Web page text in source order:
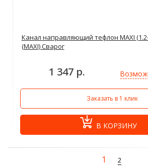
Канал направляющий тефлон MAXI
(MAXI) Сварог
1 347 р.
Заказать в 1 клик
В КОРЗИНУ
1 2